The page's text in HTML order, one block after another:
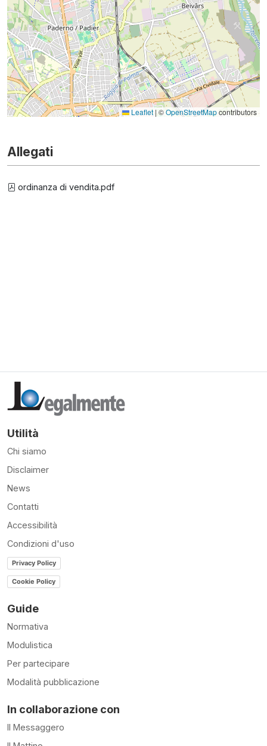
Leaflet |©OpenStreetMapcontributors
Allegati
ordinanza di vendita.pdf
Utilità
Chi siamo
Disclaimer
News
Contatti
Accessibilità
Condizioni d'uso
Privacy Policy
Cookie Policy
Guide
Normativa
Modulistica
Per partecipare
Modalità pubblicazione
In collaborazione con
Il Messaggero